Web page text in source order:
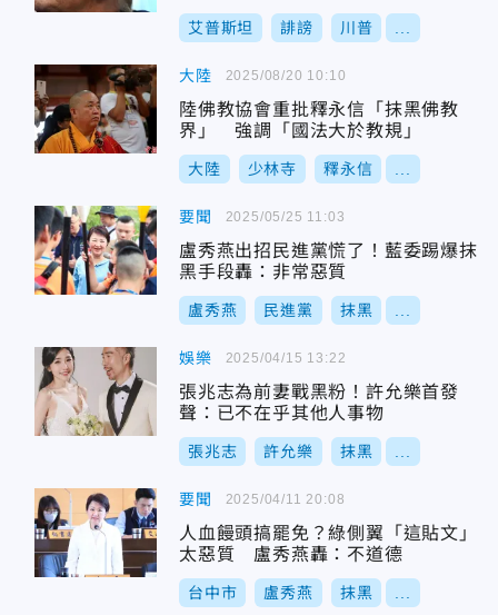
艾普斯坦 誹謗 川普
大陸
陸佛教協會重批釋永信「抹黑佛教
界」 強調「國法大於教規」
大陸 少林寺 釋永信
2025/08/20 10:10
要聞
盧秀燕出招民進黨慌了！藍委踢爆抹
黑手段轟：非常惡質
盧秀燕 民進黨 抹黑
2025/05/25 11:03
娛樂
張兆志為前妻戰黑粉！許允樂首發
聲：已不在乎其他人事物
張兆志 許允樂 抹黑
2025/04/15 13:22
要聞
人血饅頭搞罷免？綠側翼「這貼文」
太惡質 盧秀燕轟：不道德
台中市 盧秀燕 抹黑
2025/04/11 20:08